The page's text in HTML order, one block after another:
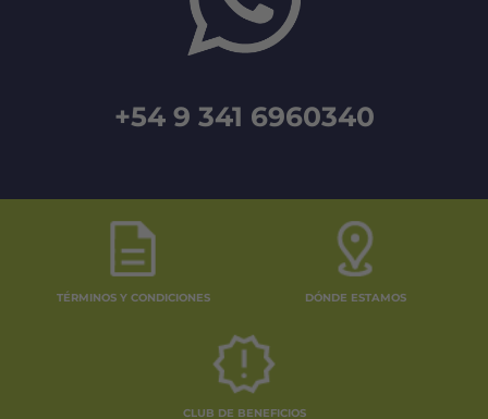
+54 9 341 6960340
TÉRMINOS Y CONDICIONES DÓNDE ESTAMOS
CLUB DE BENEFICIOS